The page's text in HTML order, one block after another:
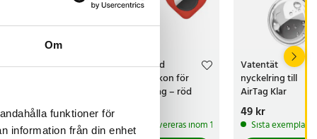
Om
funktioner för
information från din enhet
:49 kr
levereras inom 1-2 vardagar
Hjärtformad
hållare i silikon för
Apple AirTag – röd
Pris
49 kr
I lager, levereras inom 1-2 vardagar
Vatentät
nyckelring till
AirTag Klar
Pris:49 kr
49 kr
Sista exemplaret